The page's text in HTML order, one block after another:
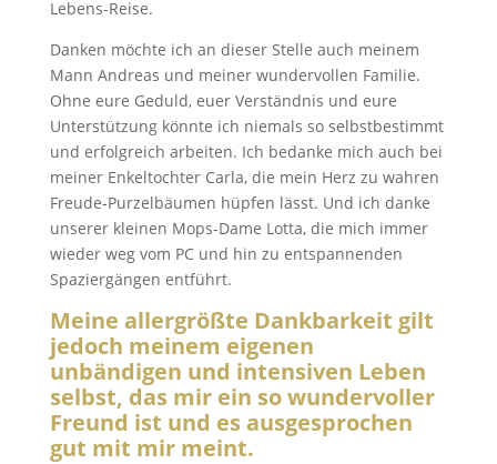
Lebens-Reise.
Danken möchte ich an dieser Stelle auch meinem
Mann Andreas und meiner wundervollen Familie.
Ohne eure Geduld, euer Verständnis und eure
Unterstützung könnte ich niemals so selbstbestimmt
und erfolgreich arbeiten. Ich bedanke mich auch bei
meiner Enkeltochter Carla, die mein Herz zu wahren
Freude-Purzelbäumen hüpfen lässt. Und ich danke
unserer kleinen Mops-Dame Lotta, die mich immer
wieder weg vom PC und hin zu entspannenden
Spaziergängen entführt.
Meine allergrößte Dankbarkeit gilt
jedoch meinem eigenen
unbändigen und intensiven Leben
selbst, das mir ein so wundervoller
Freund ist und es ausgesprochen
gut mit mir meint.